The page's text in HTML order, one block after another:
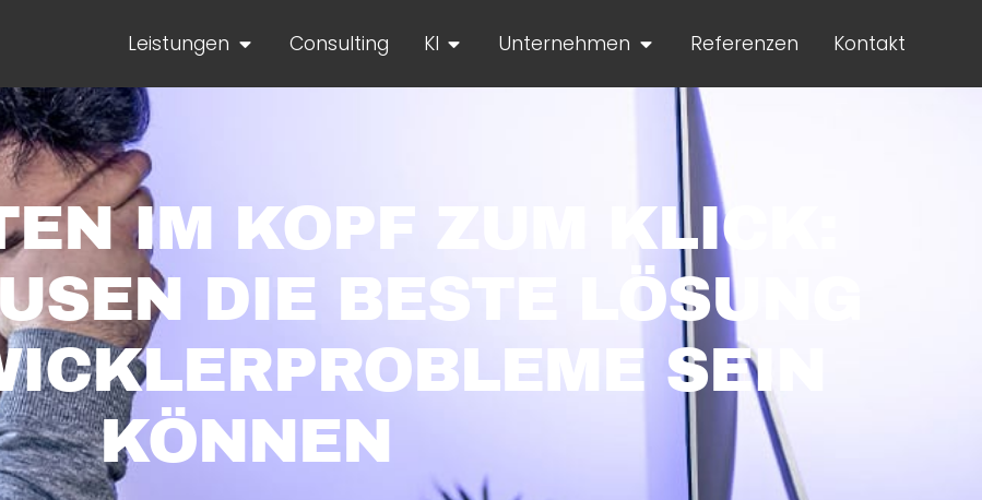
Leistungen Consulting KI Unternehmen Referenzen Kontakt
IM KOPF ZUM KLICK:
DIE BESTE LÖSUNG
SEIN
KÖNNEN